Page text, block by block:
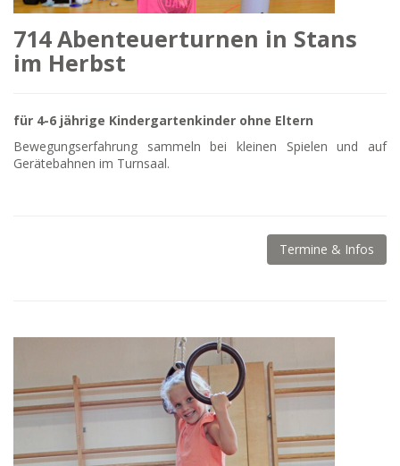
714 Abenteuerturnen in Stans
im Herbst
für 4-6 jährige Kindergartenkinder ohne Eltern
Bewegungserfahrung sammeln bei kleinen Spielen und auf
Gerätebahnen im Turnsaal.
Termine & Infos